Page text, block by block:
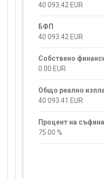
40 093.42 EUR
БФП
40 093.42 EUR
Собствено
0.00 EUR
Общо реално
40 093.41 EUR
Процент на
75.00 %